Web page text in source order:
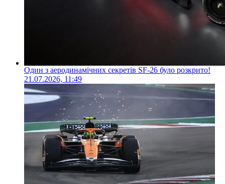
Один з аеродинамічних секретів SF-26 було розкрито!
21.07.2026, 11:49